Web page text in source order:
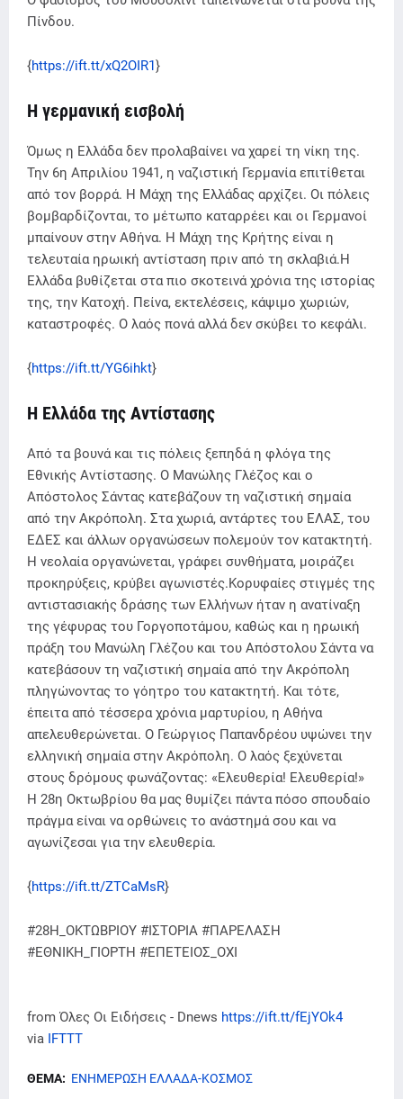
Πίνδου.
{https://ift.tt/xQ2OIR1}
Η γερμανική εισβολή
Όμως η Ελλάδα δεν προλαβαίνει να χαρεί τη νίκη της.
Την 6η Απριλίου 1941, η ναζιστική Γερμανία επιτίθεται
από τον βορρά. Η Μάχη της Ελλάδας αρχίζει. Οι πόλεις
βομβαρδίζονται, το μέτωπο καταρρέει και οι Γερμανοί
μπαίνουν στην Αθήνα. Η Μάχη της Κρήτης είναι η
τελευταία ηρωική αντίσταση πριν από τη σκλαβιά.Η
Ελλάδα βυθίζεται στα πιο σκοτεινά χρόνια της ιστορίας
της, την Κατοχή. Πείνα, εκτελέσεις, κάψιμο χωριών,
καταστροφές. Ο λαός πονά αλλά δεν σκύβει το κεφάλι.
{https://ift.tt/YG6ihkt}
Η Ελλάδα της Αντίστασης
Από τα βουνά και τις πόλεις ξεπηδά η φλόγα της
Εθνικής Αντίστασης. Ο Μανώλης Γλέζος και ο
Απόστολος Σάντας κατεβάζουν τη ναζιστική σημαία
από την Ακρόπολη. Στα χωριά, αντάρτες του ΕΛΑΣ, του
ΕΔΕΣ και άλλων οργανώσεων πολεμούν τον κατακτητή.
Η νεολαία οργανώνεται, γράφει συνθήματα, μοιράζει
προκηρύξεις, κρύβει αγωνιστές.Κορυφαίες στιγμές της
αντιστασιακής δράσης των Ελλήνων ήταν η ανατίναξη
της γέφυρας του Γοργοποτάμου, καθώς και η ηρωική
πράξη του Μανώλη Γλέζου και του Απόστολου Σάντα να
κατεβάσουν τη ναζιστική σημαία από την Ακρόπολη
πληγώνοντας το γόητρο του κατακτητή. Και τότε,
έπειτα από τέσσερα χρόνια μαρτυρίου, η Αθήνα
απελευθερώνεται. Ο Γεώργιος Παπανδρέου υψώνει την
ελληνική σημαία στην Ακρόπολη. Ο λαός ξεχύνεται
στους δρόμους φωνάζοντας: «Ελευθερία! Ελευθερία!»
Η 28η Οκτωβρίου θα μας θυμίζει πάντα πόσο σπουδαίο
πράγμα είναι να ορθώνεις το ανάστημά σου και να
αγωνίζεσαι για την ελευθερία.
{https://ift.tt/ZTCaMsR}
#28Η_ΟΚΤΩΒΡΙΟΥ #ΙΣΤΟΡΙΑ #ΠΑΡΕΛΑΣΗ
#ΕΘΝΙΚΗ_ΓΙΟΡΤΗ #ΕΠΕΤΕΙΟΣ_ΟΧΙ
from Όλες Οι Ειδήσεις - Dnews https://ift.tt/fEjYOk4
via IFTTT
ΘΕΜΑ: ΕΝΗΜΕΡΩΣΗ ΕΛΛΑΔΑ-ΚΟΣΜΟΣ